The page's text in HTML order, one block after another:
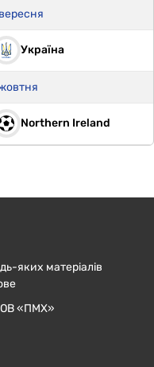
Україна
Northern Ireland
яких матеріалів
«ПМХ»